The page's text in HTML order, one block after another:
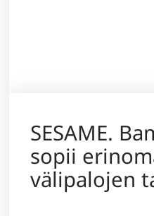
SESAME.
sopii
välipalojen